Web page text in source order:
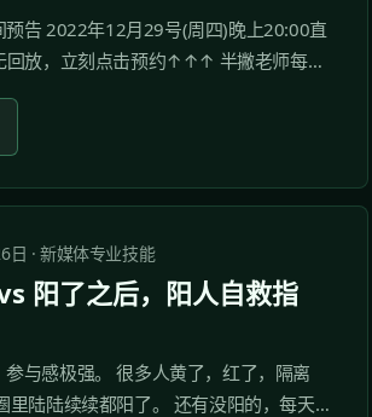
预告 2022年12月29号(周四)晚上20:00直
放，立刻点击预约↑↑↑ 半撇老师每周
播视频没有回放，所以千万不能错过！ 空
学员找到我们说，自己面临了从失业到待
惑，一直在焦虑中徘徊。...
日 ·新媒体专业技能
阳了之后，阳人自救指
与感极强。 很多人黄了，红了，隔离
里陆陆续续都阳了。 还有没阳的，每天战